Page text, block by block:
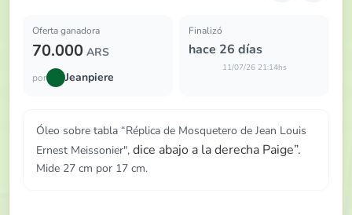
Oferta ganadora
70.000 ARS
por Jeanpiere
Finalizó
hace 26 días
11/07/26 21:14hs
Óleo sobre tabla “Réplica de Mosquetero de Jean Louis
Ernest Meissonier", dice abajo a la derecha Paige”.
Mide 27 cm por 17 cm.